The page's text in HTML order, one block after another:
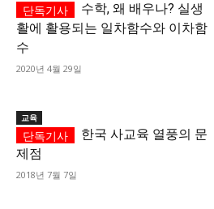
수학, 왜 배우나? 실생
활에 활용되는 일차함수와 이차함
수
2020년 4월 29일
교육
한국 사교육 열풍의 문
제점
2018년 7월 7일